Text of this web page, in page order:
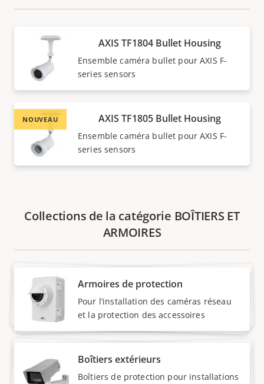
AXIS TF1804 Bullet Housing
Ensemble caméra bullet pour AXIS F-
series sensors
NOUVEAU AXIS TF1805 Bullet Housing
Ensemble caméra bullet pour AXIS F-
series sensors
Collections de la catégorie BOÎTIERS ET
ARMOIRES
Armoires de protection
Pour l’installation des caméras réseau
et la protection des accessoires
Boîtiers extérieurs
Boîtiers de protection pour installations